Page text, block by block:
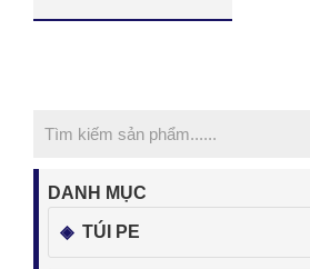
OPP Bag pe
DANH MỤC
TÚI PE